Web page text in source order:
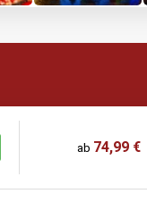
ab 74,99 €